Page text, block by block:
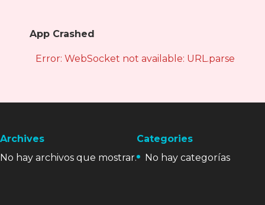
App Crashed
Error: WebSocket not available: URL.parse is
Archives
No hay archivos que mostrar.
Categories
No hay categorías